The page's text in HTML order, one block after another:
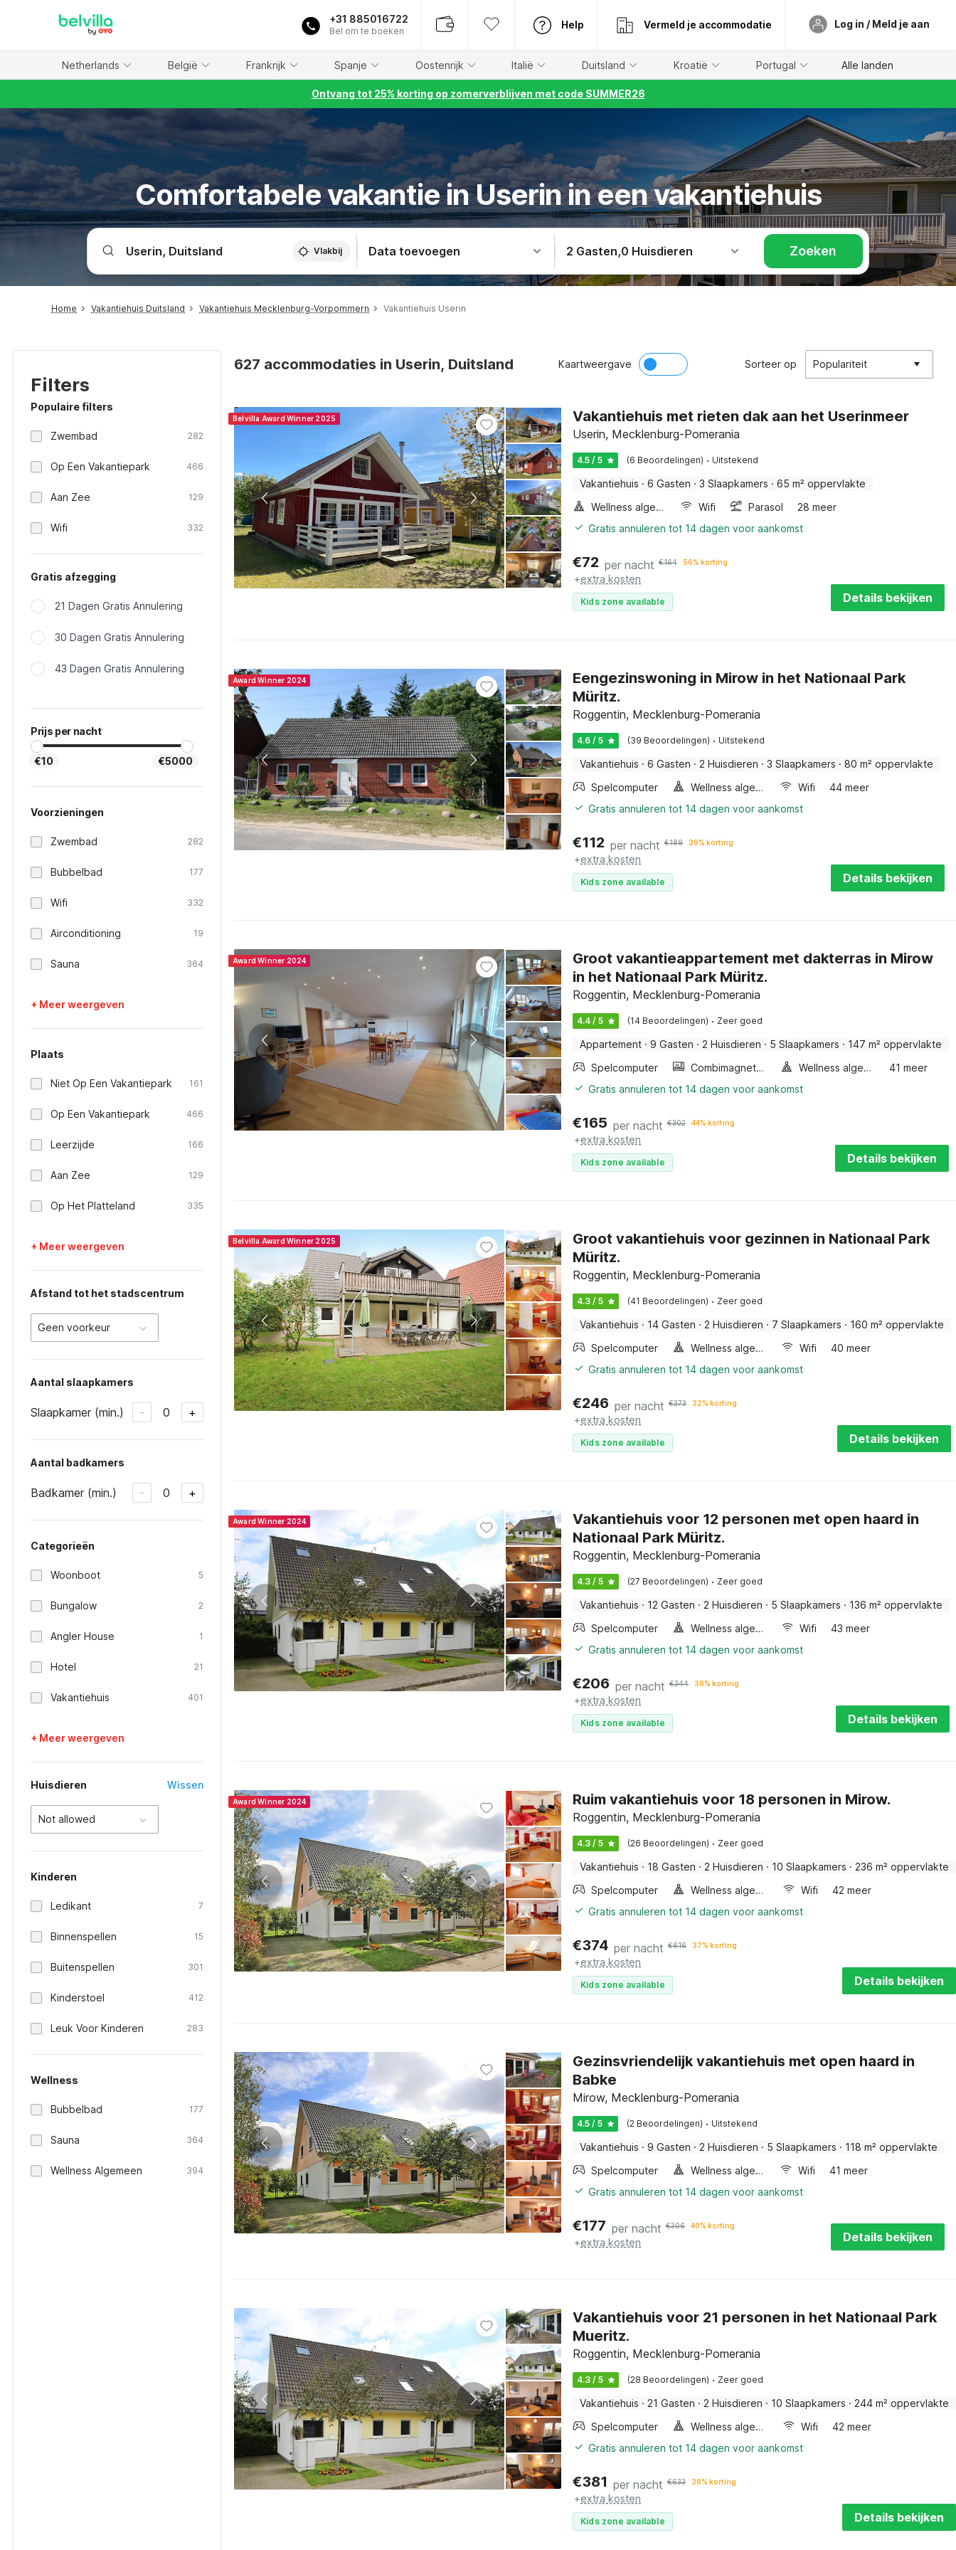
+31 885016722
Bel om te boeken
Help Vermeld je accommodatie Log in / Meld je aan
Netherlands België Frankrijk Spanje Oostenrijk Italië Duitsland Kroatië Portugal Alle landen
Ontvang tot 25% korting op zomerverblijven met code SUMMER26
Comfortabele vakantie in Userin in een vakantiehuis
Vlakbij Data toevoegen 2 Gasten,0 Huisdieren Zoeken
Home Vakantiehuis Duitsland Vakantiehuis Mecklenburg-Vorpommern Vakantiehuis Userin
Filters
Populaire filters
Zwembad 282
Op Een Vakantiepark 466
Aan Zee 129
Wifi 332
Gratis afzegging
21 Dagen Gratis Annulering
30 Dagen Gratis Annulering
43 Dagen Gratis Annulering
Prijs per nacht
€10 €5000
Voorzieningen
Zwembad 282
Bubbelbad 177
Wifi 332
Airconditioning 19
Sauna 364
+ Meer weergeven
Plaats
Niet Op Een Vakantiepark 161
Op Een Vakantiepark 466
Leerzijde 166
Aan Zee 129
Op Het Platteland 335
+ Meer weergeven
Afstand tot het stadscentrum
Geen voorkeur
Aantal slaapkamers
Slaapkamer (min.) - 0 +
Aantal badkamers
Badkamer (min.) - 0 +
Categorieën
Woonboot 5
Bungalow 2
Angler House 1
Hotel 21
Vakantiehuis 401
+ Meer weergeven
Huisdieren Wissen
Not allowed
Kinderen
Ledikant 7
Binnenspellen 15
Buitenspellen 301
Kinderstoel 412
Leuk Voor Kinderen 283
Wellness
Bubbelbad 177
Sauna 364
Wellness Algemeen 394
627 accommodaties in Userin, Duitsland Kaartweergave Sorteer op Populariteit
Belvilla Award Winner 2025 Vakantiehuis met rieten dak aan het Userinmeer
Userin, Mecklenburg-Pomerania
4.5 / 5 (6 Beoordelingen) · Uitstekend
Vakantiehuis · 6 Gasten · 3 Slaapkamers · 65 m² oppervlakte
Wellness algemeen
Wifi Parasol
28 meer
Gratis annuleren tot 14 dagen voor aankomst
€72 per nacht €164 56% korting
+extra kosten
Kids zone available Details bekijken
Award Winner 2024
Eengezinswoning in Mirow in het Nationaal Park
Müritz.
Roggentin, Mecklenburg-Pomerania
4.6 / 5 (39 Beoordelingen) · Uitstekend
Vakantiehuis · 6 Gasten · 2 Huisdieren · 3 Slaapkamers · 80 m² oppervlakte
Spelcomputer
Wellness algemeen Wifi
44 meer
Gratis annuleren tot 14 dagen voor aankomst
€112 per nacht €189 39% korting
+extra kosten
Kids zone available Details bekijken
Award Winner 2024
Groot vakantieappartement met dakterras in Mirow
in het Nationaal Park Müritz.
Roggentin, Mecklenburg-Pomerania
4.4 / 5 (14 Beoordelingen) · Zeer goed
Appartement · 9 Gasten · 2 Huisdieren · 5 Slaapkamers · 147 m² oppervlakte
Spelcomputer
Combimagnetron Wellness algemeen
41 meer
Gratis annuleren tot 14 dagen voor aankomst
€165 per nacht €302 44% korting
+extra kosten
Kids zone available Details bekijken
Belvilla Award Winner 2025
Groot vakantiehuis voor gezinnen in Nationaal Park
Müritz.
Roggentin, Mecklenburg-Pomerania
4.3 / 5 (41 Beoordelingen) · Zeer goed
Vakantiehuis · 14 Gasten · 2 Huisdieren · 7 Slaapkamers · 160 m² oppervlakte
Spelcomputer
Wellness algemeen Wifi
40 meer
Gratis annuleren tot 14 dagen voor aankomst
€246 per nacht €373 32% korting
+extra kosten
Kids zone available Details bekijken
Award Winner 2024
Vakantiehuis voor 12 personen met open haard in
Nationaal Park Müritz.
Roggentin, Mecklenburg-Pomerania
4.3 / 5 (27 Beoordelingen) · Zeer goed
Vakantiehuis · 12 Gasten · 2 Huisdieren · 5 Slaapkamers · 136 m² oppervlakte
Spelcomputer
Wellness algemeen Wifi
43 meer
Gratis annuleren tot 14 dagen voor aankomst
€206 per nacht €344 38% korting
+extra kosten
Kids zone available Details bekijken
Award Winner 2024 Ruim vakantiehuis voor 18 personen in Mirow.
Roggentin, Mecklenburg-Pomerania
4.3 / 5 (26 Beoordelingen) · Zeer goed
Vakantiehuis · 18 Gasten · 2 Huisdieren · 10 Slaapkamers · 236 m² oppervlakte
Spelcomputer
Wellness algemeen Wifi
42 meer
Gratis annuleren tot 14 dagen voor aankomst
€374 per nacht €616 37% korting
+extra kosten
Kids zone available Details bekijken
Gezinsvriendelijk vakantiehuis met open haard in
Babke
Mirow, Mecklenburg-Pomerania
4.5 / 5 (2 Beoordelingen) · Uitstekend
Vakantiehuis · 9 Gasten · 2 Huisdieren · 5 Slaapkamers · 118 m² oppervlakte
Spelcomputer
Wellness algemeen Wifi
41 meer
Gratis annuleren tot 14 dagen voor aankomst
€177 per nacht €306 40% korting
+extra kosten Details bekijken
Vakantiehuis voor 21 personen in het Nationaal Park
Mueritz.
Roggentin, Mecklenburg-Pomerania
4.3 / 5 (28 Beoordelingen) · Zeer goed
Vakantiehuis · 21 Gasten · 2 Huisdieren · 10 Slaapkamers · 244 m² oppervlakte
Spelcomputer
Wellness algemeen Wifi
42 meer
Gratis annuleren tot 14 dagen voor aankomst
€381 per nacht €633 38% korting
+extra kosten
Kids zone available Details bekijken